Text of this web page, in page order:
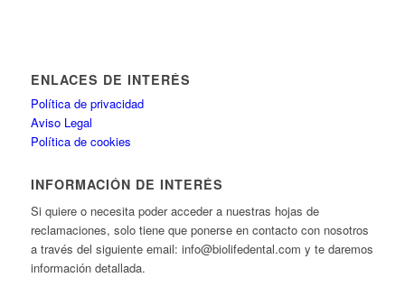
ENLACES DE INTERÉS
Política de privacidad
Aviso Legal
Política de cookies
INFORMACIÓN DE INTERÉS
Si quiere o necesita poder acceder a nuestras hojas de
reclamaciones, solo tiene que ponerse en contacto con nosotros
a través del siguiente email: info@biolifedental.com y te daremos
información detallada.